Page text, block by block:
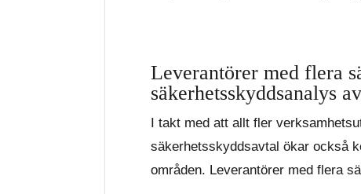
Leverantörer med flera
säkerhetsskyddsanalys
I takt med att allt fler
säkerhetsskyddsavtal ökar också
områden. Leverantörer med flera